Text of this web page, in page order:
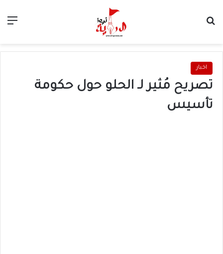
اخبار
تصريح مُثير لـ الحلو حول حكومة
تأسيس